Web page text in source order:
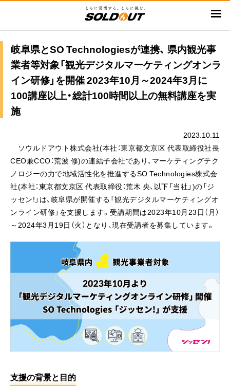
ン
岐阜県とSO Technologiesが連携、 県内観光事
業者等対象「観光デジタルマーケティングオンラ
イン研修」を開催 2023年10月～2024年3月に
100講座以上・総計100時間以上の無料講座を実
施
2023.10.11
ソウルドアウト株式会社(本社：東京都文京区 代表取締役社長
CEO兼CCO：荒波 修)の連結子会社であり、マーケティングテク
ノロジーの力で地域活性化を推進するSO Technologies株式会
社(本社：東京都文京区 代表取締役：荒木 央、以下「当社」)の「ジ
ッセン!」は、岐阜県が開催する「観光デジタルマーケティングオ
ンライン研修」を支援します。受講期間は2023年10月23日（月）
～2024年3月19日（火）となり、現在受講者を募集しています。
支援の背景と目的